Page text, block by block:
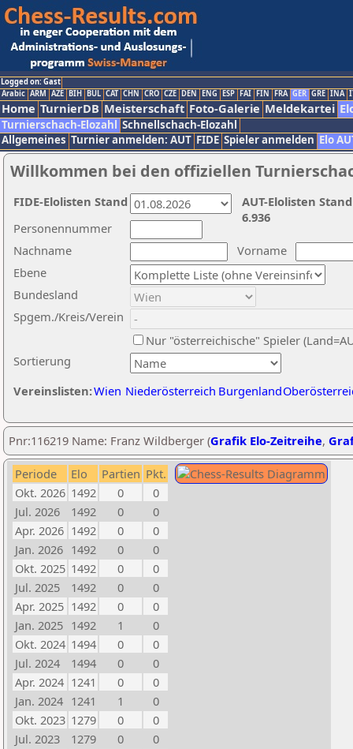
Logged on: Gast
Arabic ARM AZE BIH BUL CAT CHN CRO CZE DEN ENG ESP FAI FIN FRA GER GRE INA
Home TurnierDB Meisterschaft Foto-Galerie Meldekartei
Turnierschach-Elozahl Schnellschach-Elozahl
Allgemeines Turnier anmelden: AUT FIDE Spieler anmelden Elo
Willkommen bei den offiziellen
Nachname
Vorname
Ebene
Sortierung
Personennummer
Bundesland
Spgem./Kreis/Verein
Nur "österreichische" Spieler
Vereinslisten:Wien Niederösterreich Burgenland
AUT-Elolisten
6.936
FIDE-Elolisten Stand
Pnr:116219 Name: Franz Wildberger (Grafik Elo-Zeitreihe,
Periode Elo Partien Pkt.
Okt. 2026 1492 0
0
Jul. 2026
1492 0
0
Apr. 2026 1492 0
0
Jan. 2026 1492 0
0
Okt. 2025 1492 0
0
Jul. 2025
1492 0
0
Apr. 2025 1492 0
0
Jan. 2025 1492 1
0
Okt. 2024 1494 0
0
Jul. 2024
1494 0
0
Apr. 2024 1241 0
0
Jan. 2024 1241 1
0
Okt. 2023 1279 0
0
Jul. 2023
1279 0
0